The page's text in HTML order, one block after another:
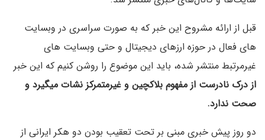
قبل از ارائه مشروح این خبر که به صورت سراسری در وبسایت
های فعال در حوزه ارزهای دیجیتال و حتی وبسایت های
غیرمرتبط منتشر شده، باید این موضوع را روشن کنیم که این خبر
از درک نادرست از مفهوم بلاکچین و غیرمتمرکز نشات میگیرد و
صحت ندارد.
دو روز پیش خبری مبنی بر تحت تعقیب بودن دو هکر ایرانی از